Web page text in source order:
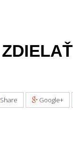
ZDIELAŤ
Share Google+